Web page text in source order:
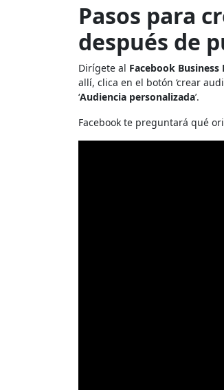
Pasos para
después de
Dirígete al Facebook Business
allí, clica en el botón ‘crear
‘Audiencia personalizada’.
Facebook te preguntará qué